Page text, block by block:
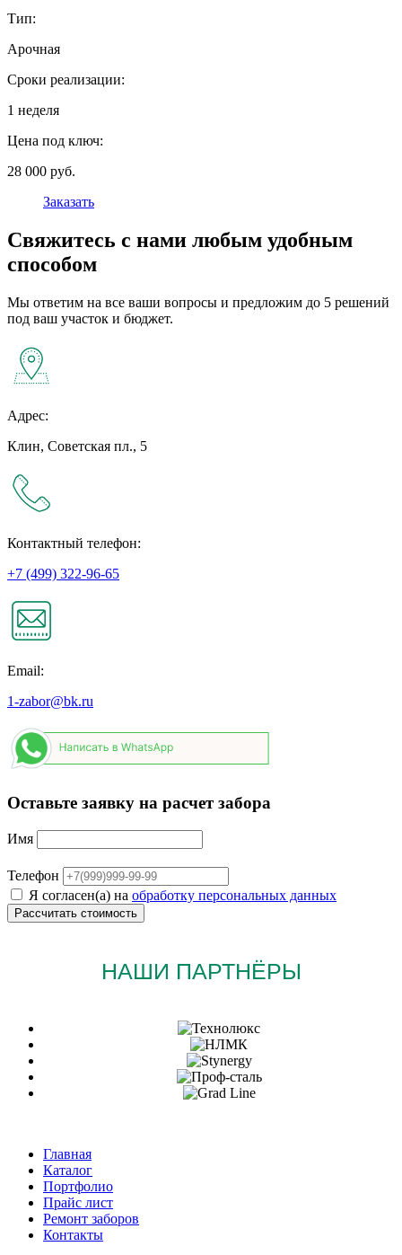
Тип:
Арочная
Сроки реализации:
1 неделя
Цена под ключ:
28 000 руб.
Заказать
Свяжитесь с нами любым удобным
способом
Мы ответим на все ваши вопросы и предложим до 5 решений
под ваш участок и бюджет.
Адрес:
Клин, Советская пл., 5
Контактный телефон:
+7 (499) 322-96-65
Email:
1-zabor@bk.ru
Оставьте заявку на расчет забора
Имя
Телефон
Я согласен(а) на обработку персональных данных
НАШИ ПАРТНЁРЫ
Главная
Каталог
Портфолио
Прайс лист
Ремонт заборов
Контакты